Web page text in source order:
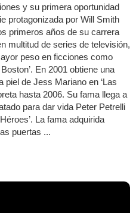
y su primera oportunidad
protagonizada por Will Smith
primeros años de su carrera
multitud de series de televisión,
peso en ficciones como
Boston’. En 2001 obtiene una
piel de Jess Mariano en ‘Las
hasta 2006. Su fama llega a
para dar vida Peter Petrelli
La fama adquirida
puertas ...